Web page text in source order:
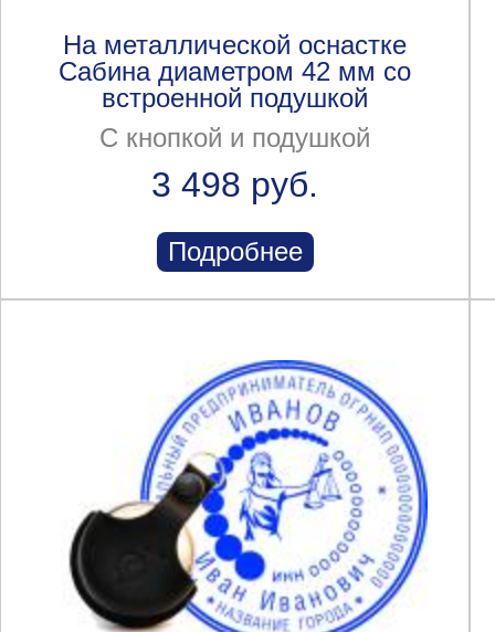
На металлической оснастке
Сабина диаметром 42 мм со
встроенной подушкой
С кнопкой и подушкой
3 498 руб.
Подробнее